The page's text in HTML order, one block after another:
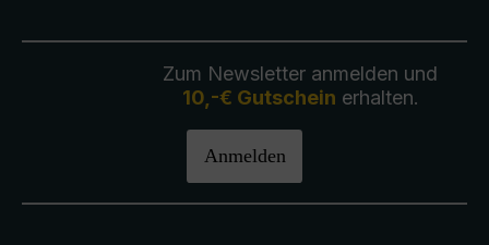
Zum Newsletter anmelden und
10,-€ Gutschein erhalten.
Anmelden